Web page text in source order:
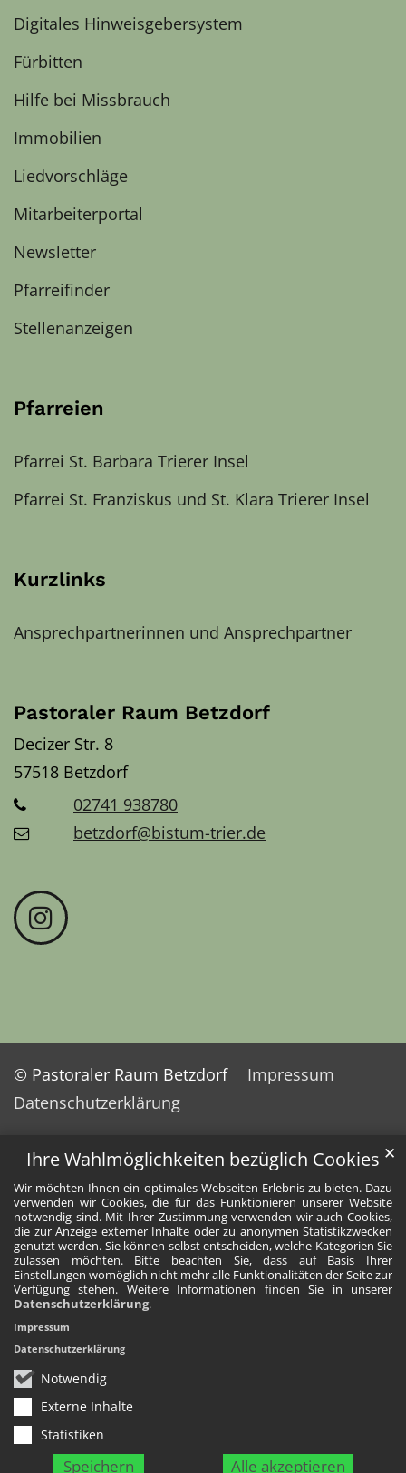
Ihre Wahlmöglichkeiten bezüglich Cookies
Wir möchten Ihnen ein optimales Webseiten-Erlebnis zu bieten. Dazu
verwenden wir Cookies, die für das Funktionieren unserer Website
notwendig sind. Mit Ihrer Zustimmung verwenden wir auch Cookies,
die zur Anzeige externer Inhalte oder zu anonymen Statistikzwecken
genutzt werden. Sie können selbst entscheiden, welche Kategorien Sie
zulassen möchten. Bitte beachten Sie, dass auf Basis Ihrer
Einstellungen womöglich nicht mehr alle Funktionalitäten der Seite zur
Verfügung stehen. Weitere Informationen finden Sie in unserer
Datenschutzerklärung.
Notwendig
Externe Inhalte
Statistiken
Speichern Alle akzeptieren
✕
Impressum
Datenschutzerklärung
Digitales Hinweisgebersystem
Fürbitten
Hilfe bei Missbrauch
Immobilien
Liedvorschläge
Mitarbeiterportal
Newsletter
Pfarreifinder
Stellenanzeigen
Pfarreien
Pfarrei St. Barbara Trierer Insel
Pfarrei St. Franziskus und St. Klara Trierer Insel
Kurzlinks
Ansprechpartnerinnen und Ansprechpartner
Pastoraler Raum Betzdorf
Decizer Str. 8
57518 Betzdorf
02741 938780
betzdorf@bistum-trier.de
© Pastoraler Raum Betzdorf
Impressum
Datenschutzerklärung